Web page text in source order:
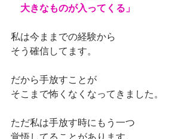
大きなものが入ってくる」
私は今ままでの経験から
そう確信してます。
だから手放すことが
そこまで怖くなくなってきました。
ただ私は手放す時にもう一つ
覚悟してることがあります。